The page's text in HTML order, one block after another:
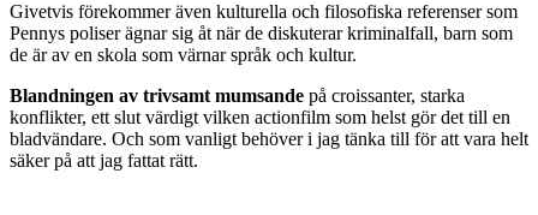
Givetvis förekommer även kulturella och filosofiska referenser som
Pennys poliser ägnar sig åt när de diskuterar kriminalfall, barn som
de är av en skola som värnar språk och kultur.
Blandningen av trivsamt mumsande på croissanter, starka
konflikter, ett slut värdigt vilken actionfilm som helst gör det till en
bladvändare. Och som vanligt behöver i jag tänka till för att vara helt
säker på att jag fattat rätt.